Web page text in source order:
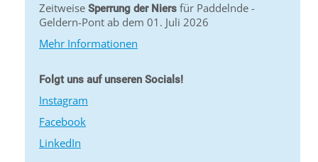
Zeitweise Sperrung der Niers für Paddelnde -
Geldern-Pont ab dem 01. Juli 2026
Mehr Informationen
Folgt uns auf unseren Socials!
Instagram
Facebook
LinkedIn